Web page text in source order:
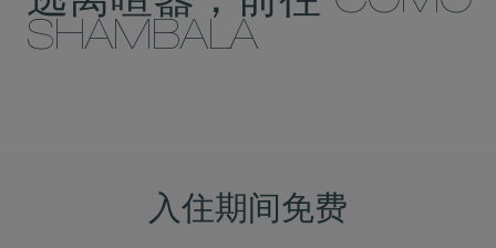
SHAMBALA
入住期间免费